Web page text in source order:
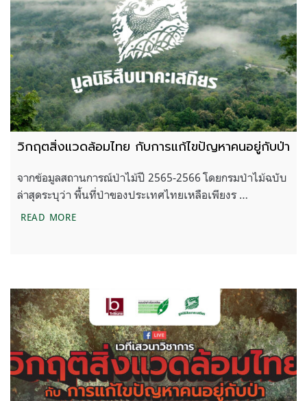
วิกฤตสิ่งแวดล้อมไทย กับการแก้ไขปัญหาคนอยู่กับป่า
จากข้อมูลสถานการณ์ป่าไม้ปี 2565-2566 โดยกรมป่าไม้ฉบับ
ล่าสุดระบุว่า พื้นที่ป่าของประเทศไทยเหลือเพียงร …
READ MOREวิกฤตสิ่งแวดล้อมไทย กับการแก้ไขปัญหาคนอยู่กับป่า